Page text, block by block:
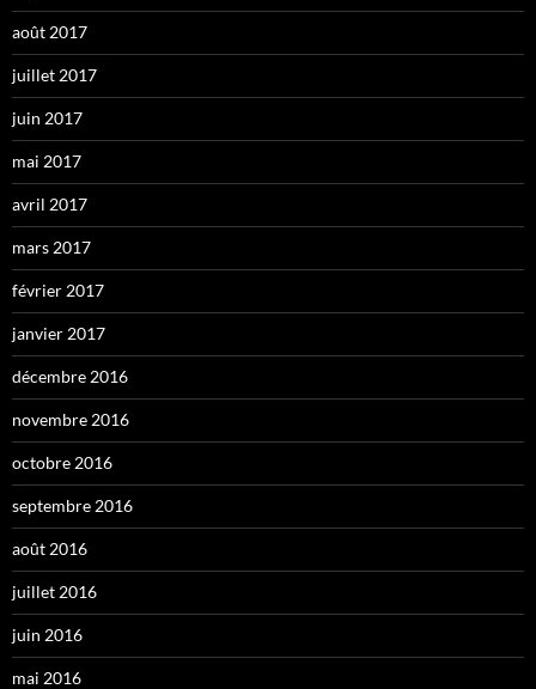
août 2017
juillet 2017
juin 2017
mai 2017
avril 2017
mars 2017
février 2017
janvier 2017
décembre 2016
novembre 2016
octobre 2016
septembre 2016
août 2016
juillet 2016
juin 2016
mai 2016